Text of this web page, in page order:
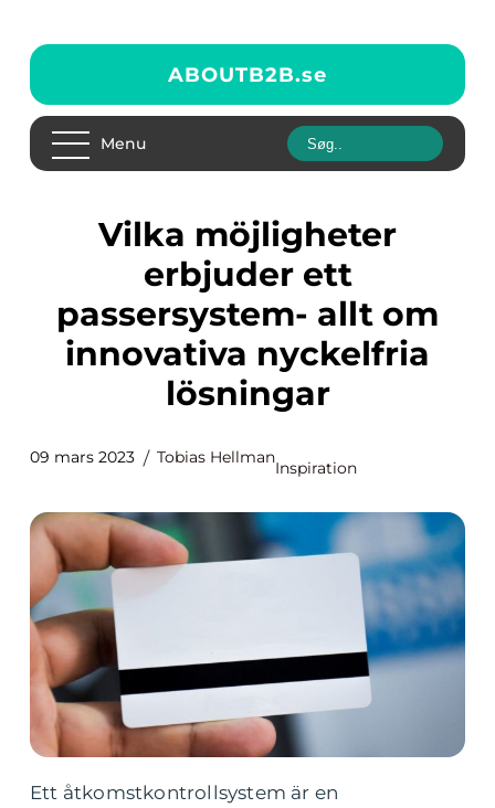
ABOUTB2B.se
Menu
Vilka möjligheter
erbjuder ett
passersystem- allt om
innovativa nyckelfria
lösningar
09 mars 2023 Tobias Hellman
Inspiration
Ett åtkomstkontrollsystem är en